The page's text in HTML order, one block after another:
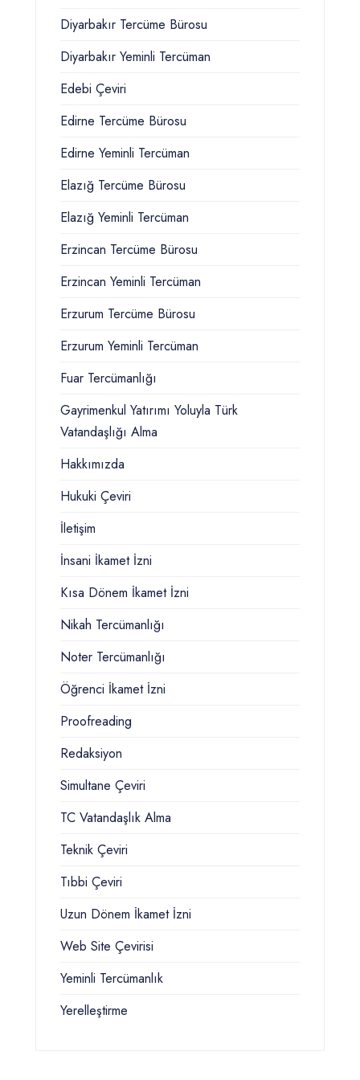
Diyarbakır Tercüme Bürosu
Diyarbakır Yeminli Tercüman
Edebi Çeviri
Edirne Tercüme Bürosu
Edirne Yeminli Tercüman
Elazığ Tercüme Bürosu
Elazığ Yeminli Tercüman
Erzincan Tercüme Bürosu
Erzincan Yeminli Tercüman
Erzurum Tercüme Bürosu
Erzurum Yeminli Tercüman
Fuar Tercümanlığı
Gayrimenkul Yatırımı Yoluyla Türk
Vatandaşlığı Alma
Hakkımızda
Hukuki Çeviri
İletişim
İnsani İkamet İzni
Kısa Dönem İkamet İzni
Nikah Tercümanlığı
Noter Tercümanlığı
Öğrenci İkamet İzni
Proofreading
Redaksiyon
Simultane Çeviri
TC Vatandaşlık Alma
Teknik Çeviri
Tıbbi Çeviri
Uzun Dönem İkamet İzni
Web Site Çevirisi
Yeminli Tercümanlık
Yerelleştirme